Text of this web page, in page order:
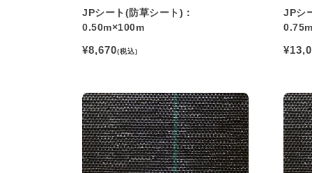
JPシート(防草シート)：
0.50m×100m
¥8,670(税込)
JPシ